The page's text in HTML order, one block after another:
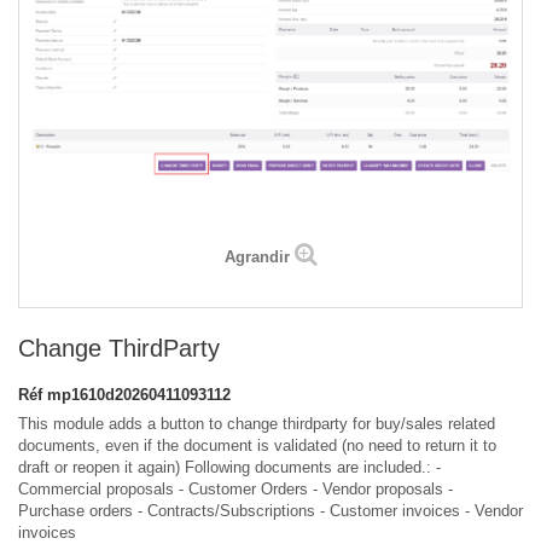
Agrandir
Change ThirdParty
Réf mp1610d20260411093112
This module adds a button to change thirdparty for buy/sales related
documents, even if the document is validated (no need to return it to
draft or reopen it again) Following documents are included.: -
Commercial proposals - Customer Orders - Vendor proposals -
Purchase orders - Contracts/Subscriptions - Customer invoices - Vendor
invoices